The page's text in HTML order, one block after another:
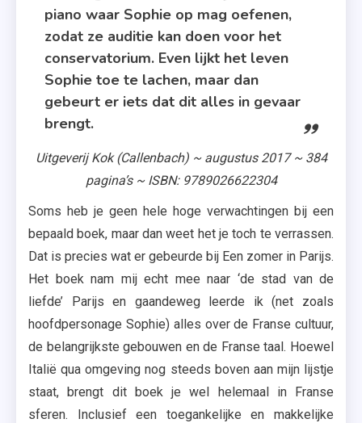
piano waar Sophie op mag oefenen,
zodat ze auditie kan doen voor het
conservatorium. Even lijkt het leven
Sophie toe te lachen, maar dan
gebeurt er iets dat dit alles in gevaar
brengt.
Uitgeverij Kok (Callenbach) ~ augustus 2017 ~ 384
pagina’s ~ ISBN: 9789026622304
Soms heb je geen hele hoge verwachtingen bij een
bepaald boek, maar dan weet het je toch te verrassen.
Dat is precies wat er gebeurde bij Een zomer in Parijs.
Het boek nam mij echt mee naar ‘de stad van de
liefde’ Parijs en gaandeweg leerde ik (net zoals
hoofdpersonage Sophie) alles over de Franse cultuur,
de belangrijkste gebouwen en de Franse taal. Hoewel
Italië qua omgeving nog steeds boven aan mijn lijstje
staat, brengt dit boek je wel helemaal in Franse
sferen. Inclusief een toegankelijke en makkelijke